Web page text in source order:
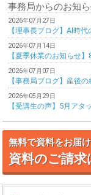
事務局からのお知
2026年07月27日
【理事長ブログ】AI時
2026年07月14日
【夏季休業のお知らせ
2026年07月07日
2026年05月29日
無料で資料をお届
資料のご請求